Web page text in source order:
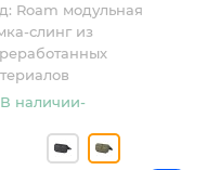
GRS - Зеленый
Roam модульная
слинг из
В наличии-